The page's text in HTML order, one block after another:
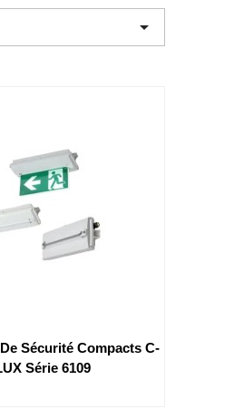

Sécurité Compacts C-
Série 6109